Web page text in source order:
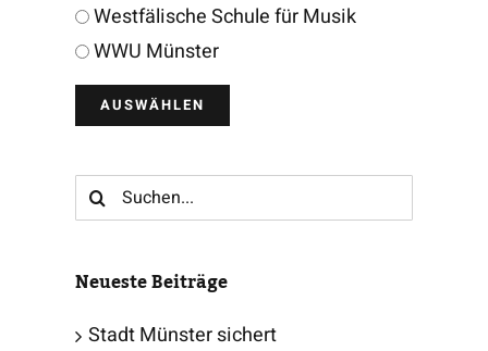
Westfälische Schule für Musik
WWU Münster
Suche
nach:
Neueste Beiträge
Stadt Münster sichert